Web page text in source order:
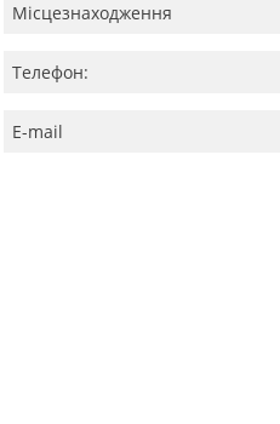
Місцезнаходження
Телефон:
E-mail